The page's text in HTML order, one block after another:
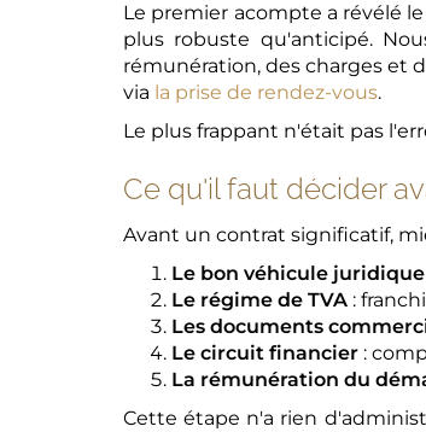
Le premier acompte a révélé
plus robuste qu'anticipé.
rémunération, des charges et
via la prise de rendez-vous.
Le plus frappant n'était pas
Ce qu'il faut décider
Avant un contrat significatif,
Le bon véhicule juridique
Le régime de TVA :
Les documents
Le circuit financier :
La rémunération du
Cette étape n'a rien